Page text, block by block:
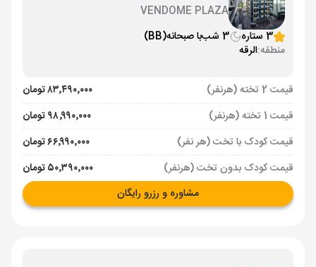
VENDOME PLAZA
3 ستاره
3 شب با صبحانه(BB)
منطقه:الرقه
قیمت 2 تخته (هرنفر)
۸۳٬۴۹۰٬۰۰۰ تومان
قیمت 1 تخته (هرنفر)
۹۸٬۹۹۰٬۰۰۰ تومان
قیمت کودک با تخت (هر نفر)
۶۶٬۹۹۰٬۰۰۰ تومان
قیمت کودک بدون تخت (هرنفر)
۵۰٬۳۹۰٬۰۰۰ تومان
مشاوره و رزرو رایگان